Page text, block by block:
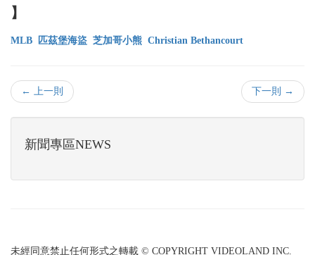
】
MLB 匹茲堡海盜 芝加哥小熊 Christian Bethancourt
← 上一則 下一則 →
新聞專區NEWS
未經同意禁止任何形式之轉載 © COPYRIGHT VIDEOLAND INC.